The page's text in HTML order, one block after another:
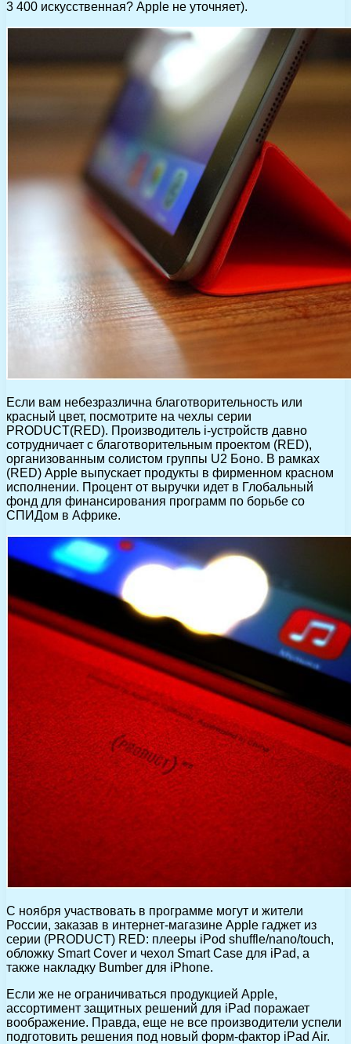
3 400 искусственная? Apple не уточняет).
Если вам небезразлична благотворительность или
красный цвет, посмотрите на чехлы cерии
PRODUCT(RED). Производитель i-устройств давно
сотрудничает с благотворительным проектом (RED),
организованным солистом группы U2 Боно. В рамках
(RED) Apple выпускает продукты в фирменном красном
исполнении. Процент от выручки идет в Глобальный
фонд для финансирования программ по борьбе со
СПИДом в Африке.
С ноября участвовать в программе могут и жители
России, заказав в интернет-магазине Apple гаджет из
серии (PRODUCT) RED: плееры iPod shuffle/nano/touch,
обложку Smart Cover и чехол Smart Case для iPad, а
также накладку Bumber для iPhone.
Если же не ограничиваться продукцией Apple,
ассортимент защитных решений для iPad поражает
воображение. Правда, еще не все производители успели
подготовить решения под новый форм-фактор iPad Air.